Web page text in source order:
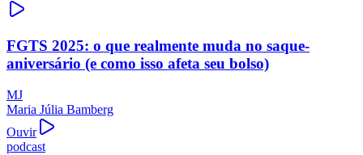
FGTS 2025: o que realmente muda no saque-
aniversário (e como isso afeta seu bolso)
MJ
Maria Júlia Bamberg
Ouvir
podcast